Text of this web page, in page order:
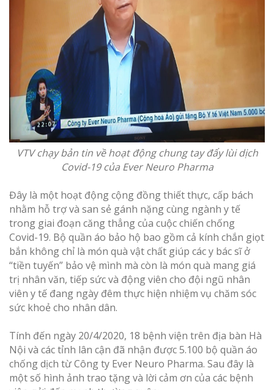
VTV chạy bản tin về hoạt động chung tay đẩy lùi dịch
Covid-19 của Ever Neuro Pharma
Đây là một hoạt động cộng đồng thiết thực, cấp bách
nhằm hỗ trợ và san sẻ gánh nặng cùng ngành y tế
trong giai đoạn căng thẳng của cuộc chiến chống
Covid-19. Bộ quần áo bảo hộ bao gồm cả kính chắn giọt
bắn không chỉ là món quà vật chất giúp các y bác sĩ ở
“tiền tuyến” bảo vệ mình mà còn là món quà mang giá
trị nhân văn, tiếp sức và động viên cho đội ngũ nhân
viên y tế đang ngày đêm thực hiện nhiệm vụ chăm sóc
sức khoẻ cho nhân dân.
Tính đến ngày 20/4/2020, 18 bệnh viện trên địa bàn Hà
Nội và các tỉnh lân cận đã nhận được 5.100 bộ quần áo
chống dịch từ Công ty Ever Neuro Pharma. Sau đây là
một số hình ảnh trao tặng và lời cảm ơn của các bệnh